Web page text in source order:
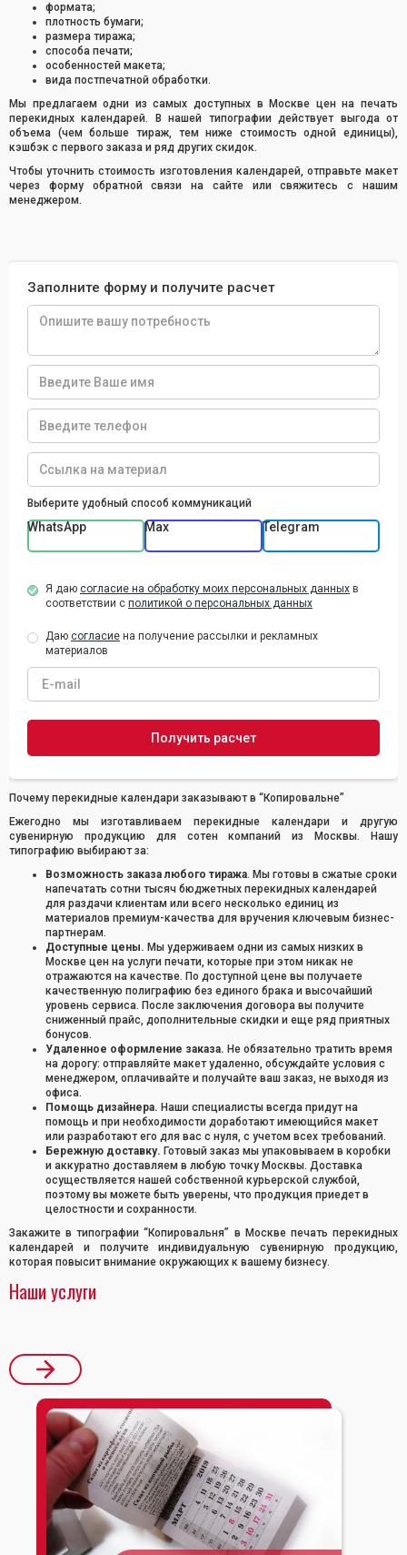
формата;
плотность бумаги;
размера тиража;
способа печати;
особенностей макета;
вида постпечатной обработки.
Мы предлагаем одни из самых доступных в Москве цен на печать
перекидных календарей. В нашей типографии действует выгода от
объема (чем больше тираж, тем ниже стоимость одной единицы),
кэшбэк с первого заказа и ряд других скидок.
Чтобы уточнить стоимость изготовления календарей, отправьте макет
через форму обратной связи на сайте или свяжитесь с нашим
менеджером.
Заполните форму и получите расчет
Выберите удобный способ коммуникаций
WhatsApp Max Telegram
Я даю согласие на обработку моих персональных данных в
соответствии с политикой о персональных данных
Даю согласие на получение рассылки и рекламных
материалов
Почему перекидные календари заказывают в “Копировальне”
Ежегодно мы изготавливаем перекидные календари и другую
сувенирную продукцию для сотен компаний из Москвы. Нашу
типографию выбирают за:
Возможность заказа любого тиража. Мы готовы в сжатые сроки
напечатать сотни тысяч бюджетных перекидных календарей
для раздачи клиентам или всего несколько единиц из
материалов премиум-качества для вручения ключевым бизнес-
партнерам.
Доступные цены. Мы удерживаем одни из самых низких в
Москве цен на услуги печати, которые при этом никак не
отражаются на качестве. По доступной цене вы получаете
качественную полиграфию без единого брака и высочайший
уровень сервиса. После заключения договора вы получите
сниженный прайс, дополнительные скидки и еще ряд приятных
бонусов.
Удаленное оформление заказа. Не обязательно тратить время
на дорогу: отправляйте макет удаленно, обсуждайте условия с
менеджером, оплачивайте и получайте ваш заказ, не выходя из
офиса.
Помощь дизайнера. Наши специалисты всегда придут на
помощь и при необходимости доработают имеющийся макет
или разработают его для вас с нуля, с учетом всех требований.
Бережную доставку. Готовый заказ мы упаковываем в коробки
и аккуратно доставляем в любую точку Москвы. Доставка
осуществляется нашей собственной курьерской службой,
поэтому вы можете быть уверены, что продукция приедет в
целостности и сохранности.
Закажите в типографии “Копировальня” в Москве печать перекидных
календарей и получите индивидуальную сувенирную продукцию,
которая повысит внимание окружающих к вашему бизнесу.
Наши услуги